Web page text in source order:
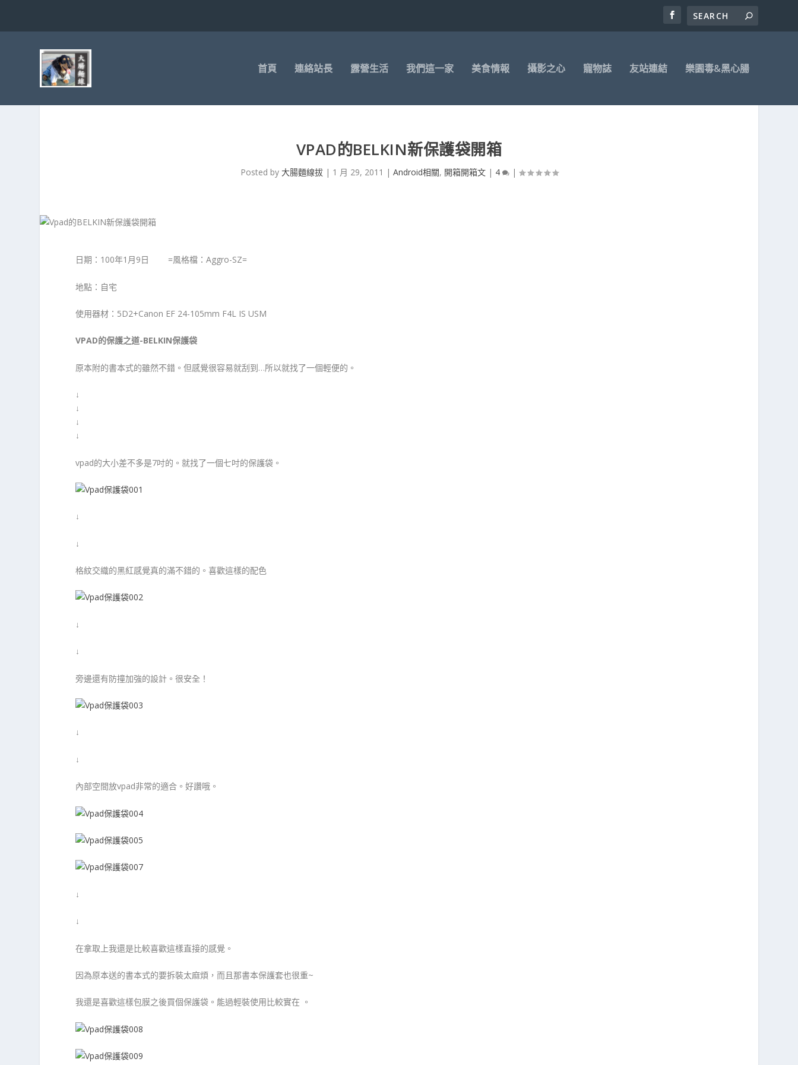
首頁 連絡站長 露營生活 我們這一家 美食情報 攝影之心 寵物誌 友站連結 樂園毒&黑心腸
VPAD的BELKIN新保護袋開箱
Posted by 大腸麵線拔| 1 月 29, 2011 | Android相關, 開箱開箱文| 4 |
日期：100年1月9日 =風格檔：Aggro-SZ=
地點：自宅
使用器材：5D2+Canon EF 24-105mm F4L IS USM
VPAD的保護之道-BELKIN保護袋
原本附的書本式的雖然不錯。但感覺很容易就刮到…所以就找了一個輕便的。
↓
↓
↓
↓
vpad的大小差不多是7吋的。就找了一個七吋的保護袋。
↓
↓
格紋交織的黑紅感覺真的滿不錯的。喜歡這樣的配色
↓
↓
旁邊還有防撞加強的設計。很安全！
↓
↓
內部空間放vpad非常的適合。好讚哦。
↓
↓
在拿取上我還是比較喜歡這樣直接的感覺。
因為原本送的書本式的要拆裝太麻煩，而且那書本保護套也很重~
我還是喜歡這樣包膜之後買個保護袋。能過輕裝使用比較實在 。